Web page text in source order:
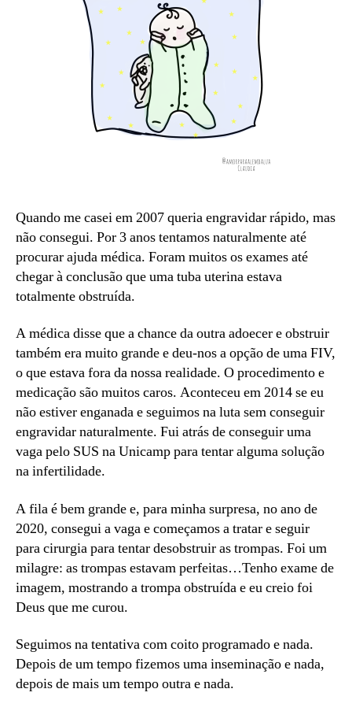
Quando me casei em 2007 queria engravidar rápido, mas
não consegui. Por 3 anos tentamos naturalmente até
procurar ajuda médica. Foram muitos os exames até
chegar à conclusão que uma tuba uterina estava
totalmente obstruída.
A médica disse que a chance da outra adoecer e obstruir
também era muito grande e deu-nos a opção de uma FIV,
o que estava fora da nossa realidade. O procedimento e
medicação são muitos caros. Aconteceu em 2014 se eu
não estiver enganada e seguimos na luta sem conseguir
engravidar naturalmente. Fui atrás de conseguir uma
vaga pelo SUS na Unicamp para tentar alguma solução
na infertilidade.
A fila é bem grande e, para minha surpresa, no ano de
2020, consegui a vaga e começamos a tratar e seguir
para cirurgia para tentar desobstruir as trompas. Foi um
milagre: as trompas estavam perfeitas…Tenho exame de
imagem, mostrando a trompa obstruída e eu creio foi
Deus que me curou.
Seguimos na tentativa com coito programado e nada.
Depois de um tempo fizemos uma inseminação e nada,
depois de mais um tempo outra e nada.